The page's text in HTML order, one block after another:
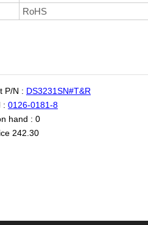
RoHS
P/N : DS3231SN#T&R
: 0126-0181-8
hand : 0
242.30